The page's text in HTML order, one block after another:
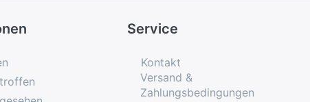
Service
Kontakt
Versand &
Zahlungsbedingungen